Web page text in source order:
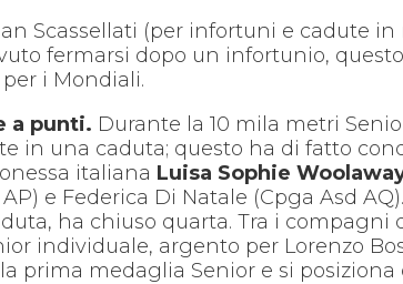
Scassellati (per infortuni e cadute
fermarsi dopo un infortunio,
i Mondiali.
a punti. Durante la 10 mila metri
in una caduta; questo ha di fatto
italiana Luisa Sophie
e Federica Di Natale (Cpga Asd
ha chiuso quarta. Tra i compagni
individuale, argento per Lorenzo
prima medaglia Senior e si